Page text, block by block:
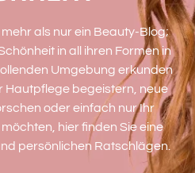
als nur ein Beauty-Blog;
in all ihren Formen in
Umgebung erkunden
Hautpflege begeistern, neue
oder einfach nur Ihr
hier finden Sie eine
persönlichen Ratschlägen.